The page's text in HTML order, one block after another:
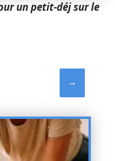
un petit-déj sur le